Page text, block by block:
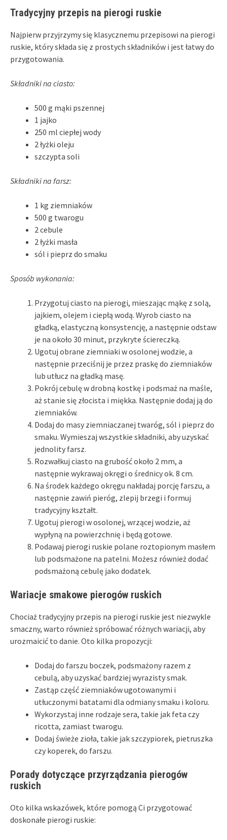
Tradycyjny przepis na pierogi ruskie
Najpierw przyjrzymy się klasycznemu przepisowi na pierogi
ruskie, który składa się z prostych składników i jest łatwy do
przygotowania.
Składniki na ciasto:
500 g mąki pszennej
1 jajko
250 ml ciepłej wody
2 łyżki oleju
szczypta soli
Składniki na farsz:
1 kg ziemniaków
500 g twarogu
2 cebule
2 łyżki masła
sól i pieprz do smaku
Sposób wykonania:
Przygotuj ciasto na pierogi, mieszając mąkę z solą,
jajkiem, olejem i ciepłą wodą. Wyrob ciasto na
gładką, elastyczną konsystencję, a następnie odstaw
je na około 30 minut, przykryte ściereczką.
Ugotuj obrane ziemniaki w osolonej wodzie, a
następnie przeciśnij je przez praskę do ziemniaków
lub utłucz na gładką masę.
Pokrój cebulę w drobną kostkę i podsmaż na maśle,
aż stanie się złocista i miękka. Następnie dodaj ją do
ziemniaków.
Dodaj do masy ziemniaczanej twaróg, sól i pieprz do
smaku. Wymieszaj wszystkie składniki, aby uzyskać
jednolity farsz.
Rozwałkuj ciasto na grubość około 2 mm, a
następnie wykrawaj okręgi o średnicy ok. 8 cm.
Na środek każdego okręgu nakładaj porcję farszu, a
następnie zawiń pieróg, zlepij brzegi i formuj
tradycyjny kształt.
Ugotuj pierogi w osolonej, wrzącej wodzie, aż
wypłyną na powierzchnię i będą gotowe.
Podawaj pierogi ruskie polane roztopionym masłem
lub podsmażone na patelni. Możesz również dodać
podsmażoną cebulę jako dodatek.
Wariacje smakowe pierogów ruskich
Chociaż tradycyjny przepis na pierogi ruskie jest niezwykle
smaczny, warto również spróbować różnych wariacji, aby
urozmaicić to danie. Oto kilka propozycji:
Dodaj do farszu boczek, podsmażony razem z
cebulą, aby uzyskać bardziej wyrazisty smak.
Zastąp część ziemniaków ugotowanymi i
utłuczonymi batatami dla odmiany smaku i koloru.
Wykorzystaj inne rodzaje sera, takie jak feta czy
ricotta, zamiast twarogu.
Dodaj świeże zioła, takie jak szczypiorek, pietruszka
czy koperek, do farszu.
Porady dotyczące przyrządzania pierogów
ruskich
Oto kilka wskazówek, które pomogą Ci przygotować
doskonałe pierogi ruskie: